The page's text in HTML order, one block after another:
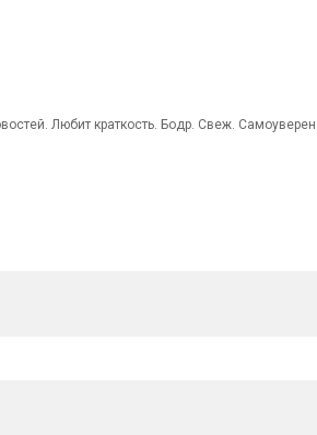
Любит краткость. Бодр. Свеж.